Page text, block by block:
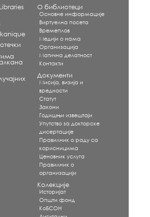
О библиотеци
Основне информације
Виртуелна посета
Времеплов
Медији о нама
Организација
Матична делатност
Контакти
Документи
Мисија, визија и
вредности
Статут
Закони
Годишњи извештаји
Упутство за докторске
дисертације
Правилник о раду са
корисницима
Ценовник услуга
Правилник о
организацији
Колекције
Историјат
Општи фонд
КоБСОН